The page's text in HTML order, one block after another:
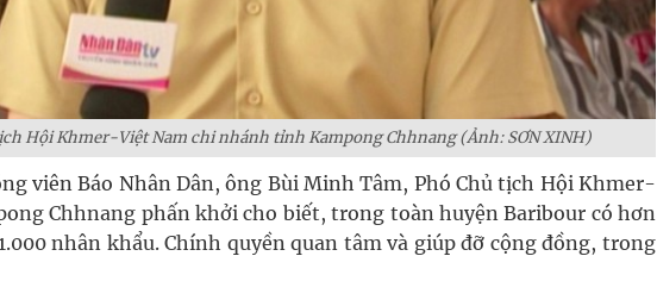
Hội Khmer-Việt Nam chi nhánh tỉnh Kampong Chhnang (Ảnh: SƠN XINH)
viên Báo Nhân Dân, ông Bùi Minh Tâm, Phó Chủ tịch Hội Khmer-
Chhnang phấn khởi cho biết, trong toàn huyện Baribour có hơn
nhân khẩu. Chính quyền quan tâm và giúp đỡ cộng đồng, trong